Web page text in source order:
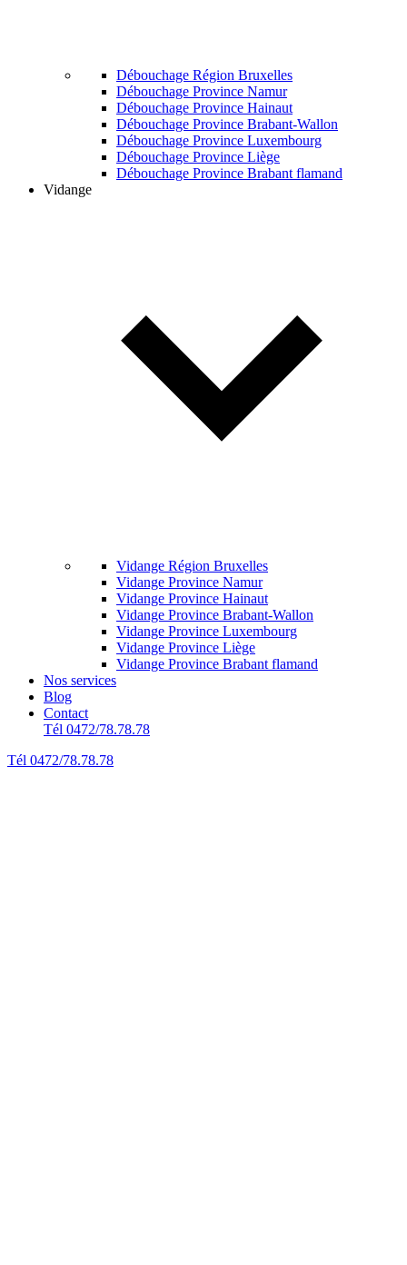
Débouchage Région Bruxelles
Débouchage Province Namur
Débouchage Province Hainaut
Débouchage Province Brabant-Wallon
Débouchage Province Luxembourg
Débouchage Province Liège
Débouchage Province Brabant flamand
Vidange
Vidange Région Bruxelles
Vidange Province Namur
Vidange Province Hainaut
Vidange Province Brabant-Wallon
Vidange Province Luxembourg
Vidange Province Liège
Vidange Province Brabant flamand
Nos services
Blog
Contact
Tél 0472/78.78.78
Tél 0472/78.78.78